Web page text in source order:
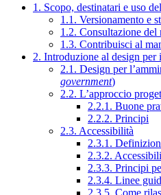
1. Scopo, destinatari e uso
1.1. Versionamento e
1.2. Consultazione del
1.3. Contribuisci al
2. Introduzione al design
2.1. Design per
government)
2.2. L’approccio
2.2.1. Buone
2.2.2. Principi
2.3. Accessibilità
2.3.1.
2.3.2.
2.3.3. Principi
2.3.4. Linee
2.3.5. Come